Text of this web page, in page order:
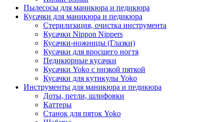
Пылесосы для маникюра и педикюра
Кусачки для маникюра и педикюра
Стерилизация, очистка инструмента
Кусачки Nippon Nippers
Кусачки-ножницы (Глазки)
Кусачки для вросшего ногтя
Педикюрные кусачки
Кусачки Yoko с низкой пяткой
Кусачки для кутикулы Yoko
Инструменты для маникюра и педикюра
Доты, петли, шлифовки
Каттеры
Станок для пяток Yoko